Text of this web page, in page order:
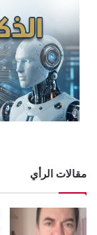
مقالات الرأي